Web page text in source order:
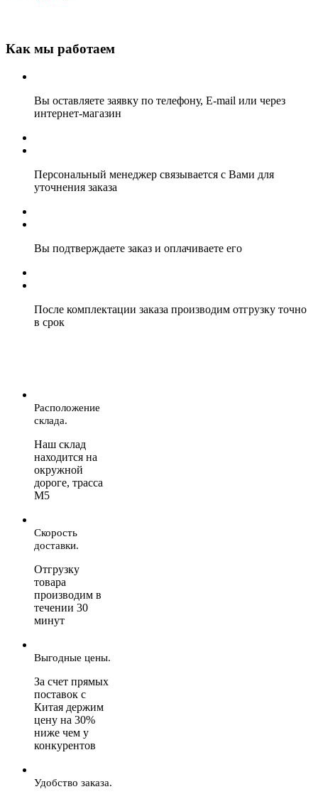
Как мы работаем
Вы оставляете заявку по телефону, E-mail или через
интернет-магазин
Персональный менеджер связывается с Вами для
уточнения заказа
Вы подтверждаете заказ и оплачиваете его
После комплектации заказа производим отгрузку точно
в срок
Расположение
склада.
Наш склад
находится на
окружной
дороге, трасса
М5
Скорость
доставки.
Отгрузку
товара
производим в
течении 30
минут
Выгодные цены.
За счет прямых
поставок с
Китая держим
цену на 30%
ниже чем у
конкурентов
Удобство заказа.